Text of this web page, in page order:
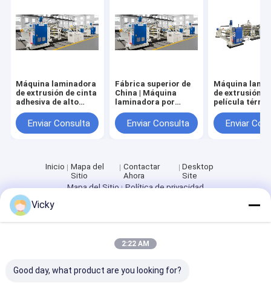
Máquina laminadora
de extrusión de cinta
adhesiva de alto
valor
Enviar Consulta
Fábrica superior de
China | Máquina
laminadora por
extrusión de cinta
adhesiva
Enviar Consulta
Máquina
de extrusión
película
original de
Enviar
Inicio
Mapa del
Sitio
Contactar
Ahora
Desktop
Site
Mapa del Sitio
Política de privacidad
CalidadMáquina de capa de la laminación de la protuberancia
Fábrica De China.Copyright © 2026 JIANGSU LAIYI PACKING
MACHINERY CO.,LTD.. All Rights Reserved.
Vicky
2:22 AM
Good day, what product are you looking for?